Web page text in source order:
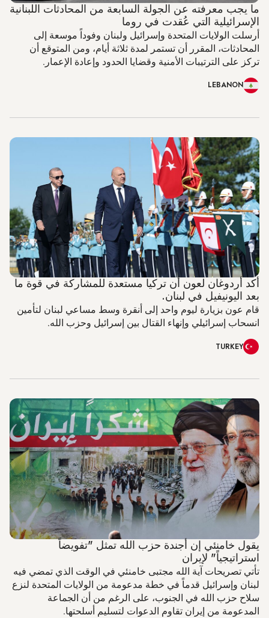
ما يجب معرفته عن الجولة السابعة من المحادثات اللبنانية
الإسرائيلية التي عُقدت في روما
أرسلت الولايات المتحدة وإسرائيل ولبنان وفوداً موسعة إلى
المحادثات، المقرر أن تستمر لمدة ثلاثة أيام، ومن المتوقع أن
تركز على الترتيبات الأمنية وقضايا الحدود وإعادة الإعمار.
LEBANON
أكد أردوغان لعون أن تركيا مستعدة للمشاركة في قوة ما
بعد اليونيفيل في لبنان.
قام عون بزيارة ليوم واحد إلى أنقرة وسط مساعي لبنان لتأمين
انسحاب إسرائيلي وإنهاء القتال بين إسرائيل وحزب الله.
TURKEY
يقول خامنئي إن أجندة حزب الله تمثل "تفويضاً
استراتيجياً" لإيران
تأتي تصريحات آية الله مجتبى خامنئي في الوقت الذي تمضي فيه
لبنان وإسرائيل قدماً في خطة مدعومة من الولايات المتحدة لنزع
سلاح حزب الله في الجنوب، على الرغم من أن الجماعة
المدعومة من إيران تقاوم الدعوات لتسليم أسلحتها.